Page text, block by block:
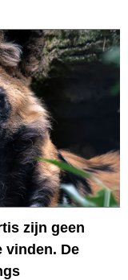
zijn geen
vinden. De